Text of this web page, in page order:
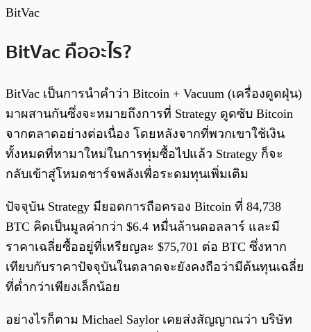
BitVac
BitVac คืออะไร?
BitVac เป็นการนำคำว่า Bitcoin + Vacuum (เครื่องดูดฝุ่น)
มาผสานกันซึ่งจะหมายถึงการที่ Strategy ดูดซับ Bitcoin
จากตลาดอย่างต่อเนื่อง โดยหลังจากที่พวกเขาใช้เงิน
ทั้งหมดที่หามาใหม่ในการทุ่มซื้อไปแล้ว Strategy ก็จะ
กลับเข้าสู่โหมดชาร์จพลังเพื่อระดมทุนเพิ่มเติม
ปัจจุบัน Strategy มียอดการถือครอง Bitcoin ที่ 84,738
BTC คิดเป็นมูลค่ากว่า $6.4 หมื่นล้านดอลลาร์ และมี
ราคาเฉลี่ยซื้ออยู่ที่เหรียญละ $75,701 ต่อ BTC ซึ่งหาก
เทียบกับราคาปัจจุบันในตลาดจะยังคงถือว่ามีต้นทุนเฉลี่ย
ที่ต่ำกว่าเพียงเล็กน้อย
อย่างไรก็ตาม Michael Saylor เคยส่งสัญญาณว่า บริษัท